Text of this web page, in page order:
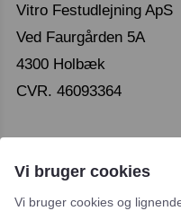
Vitro Festudlejning ApS
Ved Faurgården 5A
4300 Holbæk
CVR. 46093364
Vi bruger cookies
Vi bruger cookies og